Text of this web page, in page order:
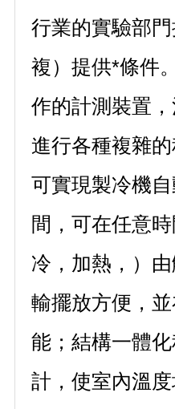
行業的實驗部門
複）提供*條件
作的計測裝置
進行各種複雜的程
可實現製冷機自
間，可在任意
冷，加熱，
輸擺放方便
能；結構一體
計，使室內溫度